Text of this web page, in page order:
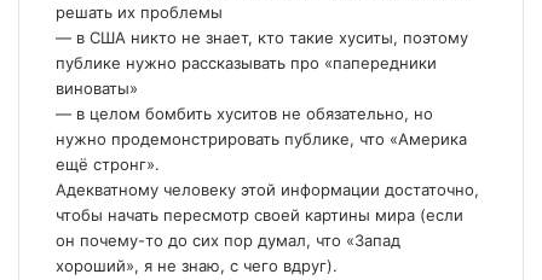
решать их проблемы
— в США никто не знает, кто такие хуситы, поэтому
публике нужно рассказывать про «папередники
виноваты»
— в целом бомбить хуситов не обязательно, но
нужно продемонстрировать публике, что «Америка
ещё стронг».
Адекватному человеку этой информации достаточно,
чтобы начать пересмотр своей картины мира (если
он почему-то до сих пор думал, что «Запад
хороший», я не знаю, с чего вдруг).